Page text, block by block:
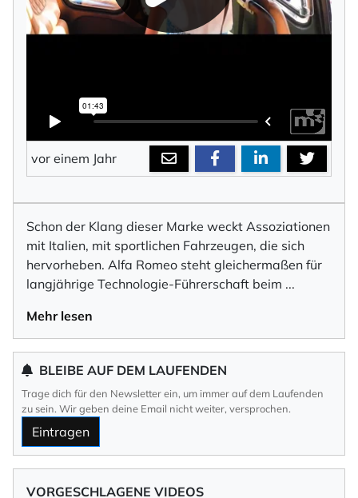
vor einem Jahr
Schon der Klang dieser Marke weckt Assoziationen
mit Italien, mit sportlichen Fahrzeugen, die sich
hervorheben. Alfa Romeo steht gleichermaßen für
langjährige Technologie-Führerschaft beim ...
Mehr lesen
BLEIBE AUF DEM LAUFENDEN
Trage dich für den Newsletter ein, um immer auf dem Laufenden
zu sein. Wir geben deine Email nicht weiter, versprochen.
Eintragen
VORGESCHLAGENE VIDEOS